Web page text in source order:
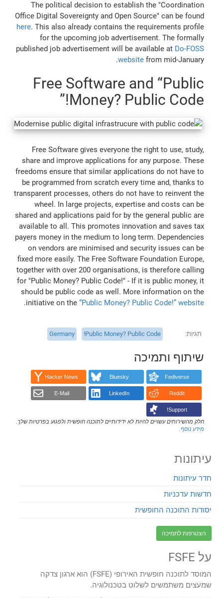
The political decision to establish the "Coordination
Office Digital Sovereignty and Open Source" can be found
here. This also already contains the requirements profile
for the upcoming job advertisement. The formally
published job advertisement will be available at Do-FOSS
websitefrom mid-January.
Free Software and “Public
Money? Public Code!”
Free Software gives everyone the right to use, study,
share and improve applications for any purpose. These
freedoms ensure that similar applications do not have to
be programmed from scratch every time and, thanks to
transparent processes, others do not have to reinvent the
wheel. In large projects, expertise and costs can be
shared and applications paid for by the general public are
available to all. This promotes innovation and saves tax
payers money in the medium to long term. Dependencies
on vendors are minimised and security issues can be
fixed more easily. The Free Software Foundation Europe,
together with over 200 organisations, is therefore calling
for "Public Money? Public Code!" - If it is public money, it
should be public code as well. More information on the
initiative on the “Public Money? Public Code!” website
.
תגיות Public Money? Public Code!
Germany
שיתוף ותמיכה
Fediverse
Bluesky
Hacker News
Reddit
LinkedIn
E-Mail
Support!
חלק מהשירותים עשויים להיות לא ידידותיים לתוכנה חופשית ולפגוע בפרטיות שלך.
מידע נוסף.
עיתונות
חדר עיתונות
חדשות עדכניות
יסודות התוכנה החופשית
הצטרפות לתמיכה
על FSFE
המוסד לתוכנה חופשית האירופי (FSFE) הוא ארגון צדקה
שמעצים משתמשים לשלוט בטכנולוגיה.